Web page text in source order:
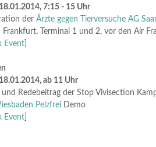
7:15 - 15 Uhr
der Ärzte gegen Tierversuche AG
Frankfurt, Terminal 1 und 2, vor den Air
Event]
ab 11 Uhr
und Redebeitrag der Stop Vivisection
PelzfreiDemo
Event]